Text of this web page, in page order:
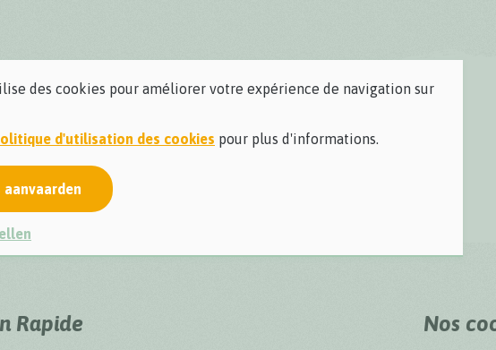
Rapide Nos
des cookies pour améliorer votre expérience de navigation sur
d'utilisation des cookies pour plus d'informations.
aanvaarden